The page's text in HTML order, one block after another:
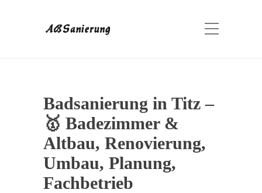
Badsanierung in Titz –
🥇 Badezimmer &
Altbau, Renovierung,
Umbau, Planung,
Fachbetrieb